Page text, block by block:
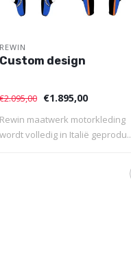
REWIN
Custom design
€1.895,00
Rewin maatwerk motorkleding
wordt volledig in Italië geprodu..